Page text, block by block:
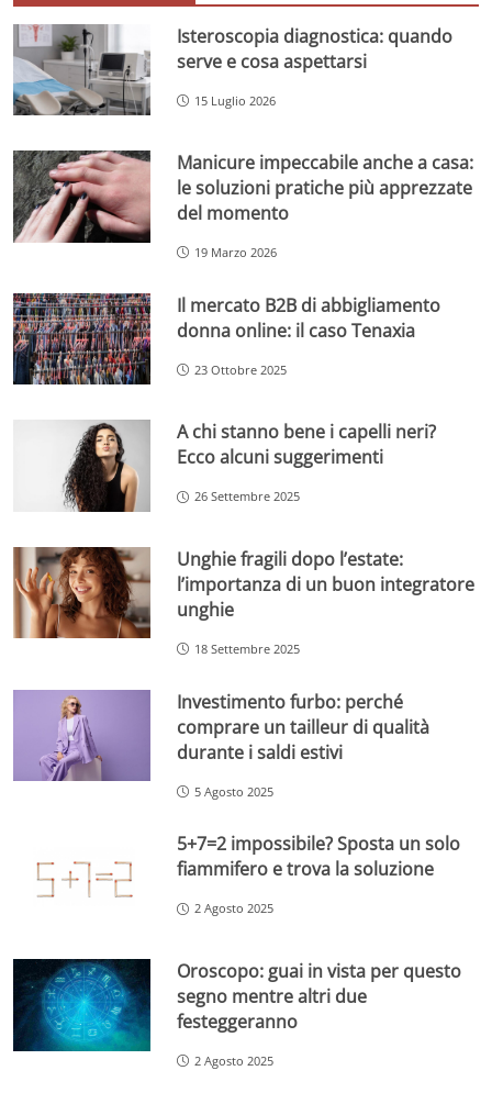
Isteroscopia diagnostica: quando
serve e cosa aspettarsi
15 Luglio 2026
Manicure impeccabile anche a casa:
le soluzioni pratiche più apprezzate
del momento
19 Marzo 2026
Il mercato B2B di abbigliamento
donna online: il caso Tenaxia
23 Ottobre 2025
A chi stanno bene i capelli neri?
Ecco alcuni suggerimenti
26 Settembre 2025
Unghie fragili dopo l’estate:
l’importanza di un buon integratore
unghie
18 Settembre 2025
Investimento furbo: perché
comprare un tailleur di qualità
durante i saldi estivi
5 Agosto 2025
5+7=2 impossibile? Sposta un solo
fiammifero e trova la soluzione
2 Agosto 2025
Oroscopo: guai in vista per questo
segno mentre altri due
festeggeranno
2 Agosto 2025